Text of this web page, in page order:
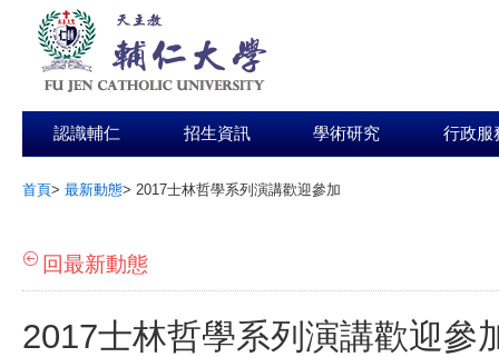
認識輔仁 招生資訊 學術研究 行政服
首頁> 最新動態> 2017士林哲學系列演講歡迎參加
回最新動態
2017士林哲學系列演講歡迎參